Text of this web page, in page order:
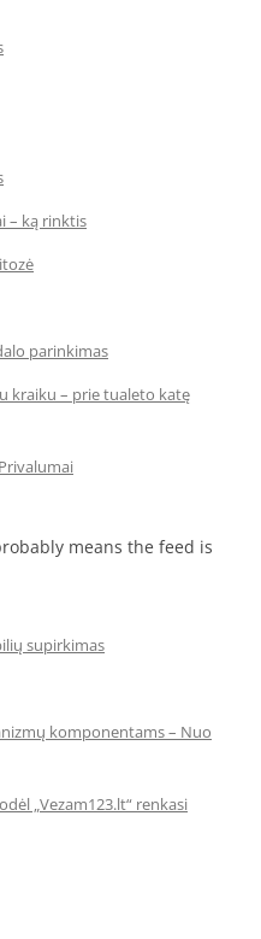
– ką rinktis
parinkimas
kraiku – prie tualeto katę
means the feed is
supirkimas
komponentams – Nuo
„Vezam123.lt“ renkasi